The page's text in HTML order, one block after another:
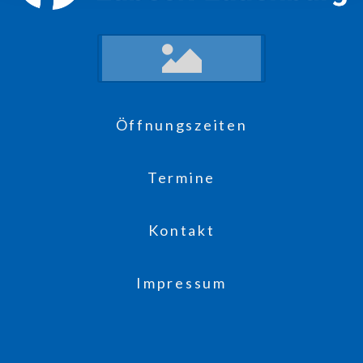
Öffnungszeiten
Termine
Kontakt
Impressum